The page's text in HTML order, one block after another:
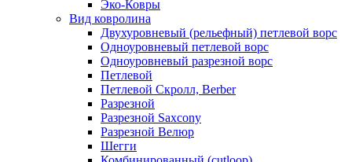
Эко-Ковры
Вид ковролина
Двухуровневый (рельефный) петлевой ворс
Одноуровневый петлевой ворс
Одноуровневый разрезной ворс
Петлевой
Петлевой Скролл, Berber
Разрезной
Разрезной Saxcony
Разрезной Велюр
Шегги